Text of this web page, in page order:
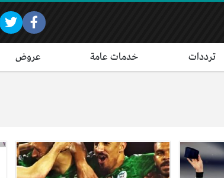
ترددات خدمات عامة عروض